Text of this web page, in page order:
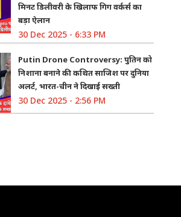
मिनट डिलीवरी के खिलाफ गिग वर्कर्स का
बड़ा ऐलान
30 Dec 2025 - 6:33 PM
Putin Drone Controversy: पुतिन को
निशाना बनाने की कथित साजिश पर दुनिया
अलर्ट, भारत-चीन ने दिखाई सख्ती
30 Dec 2025 - 2:56 PM